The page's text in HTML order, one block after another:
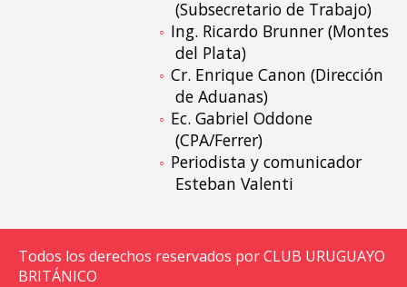
(Subsecretario de Trabajo)
Ing. Ricardo Brunner (Montes
del Plata)
Cr. Enrique Canon (Dirección
de Aduanas)
Ec. Gabriel Oddone
(CPA/Ferrer)
Periodista y comunicador
Esteban Valenti
Todos los derechos reservados por CLUB URUGUAYO
BRITÁNICO